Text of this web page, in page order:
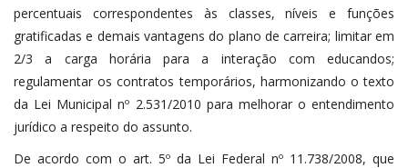
percentuais correspondentes às classes, níveis e funções
gratificadas e demais vantagens do plano de carreira; limitar em
2/3 a carga horária para a interação com educandos;
regulamentar os contratos temporários, harmonizando o texto
da Lei Municipal nº 2.531/2010 para melhorar o entendimento
jurídico a respeito do assunto.
De acordo com o art. 5º da Lei Federal nº 11.738/2008, que